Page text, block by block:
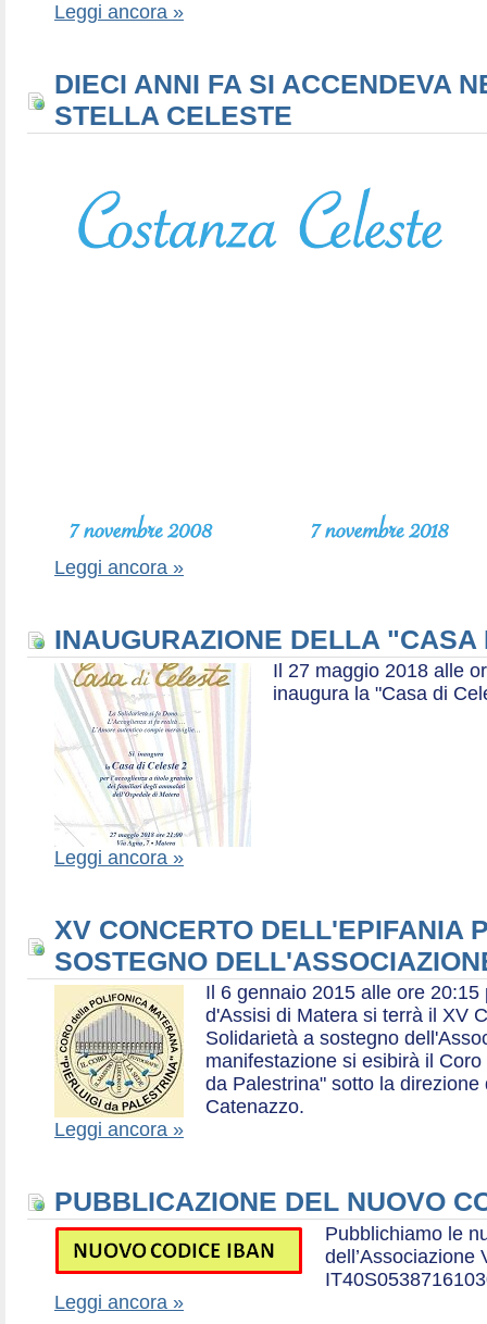
Leggi ancora »
DIECI ANNI FA SI ACCENDEVA
STELLA CELESTE
Leggi ancora »
INAUGURAZIONE DELLA
Il 27 maggio 2018 alle
inaugura la "Casa di
Leggi ancora »
XV CONCERTO DELL'EPIFANIA
SOSTEGNO
Il 6 gennaio 2015 alle ore
d'Assisi di Matera si terrà il XV
Solidarietà a sostegno
manifestazione si esibirà il
da Palestrina" sotto la
Catenazzo.
Leggi ancora »
PUBBLICAZIONE DEL NUOVO
Pubblichiamo le
dell’Associazione
Leggi ancora »